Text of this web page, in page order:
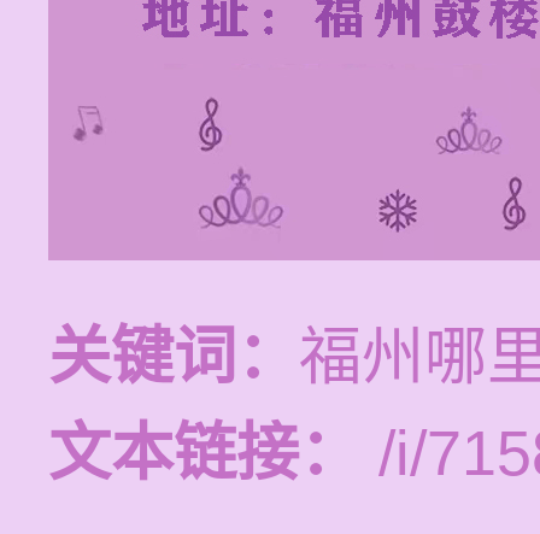
关键词： 福州哪
文本链接：
/i/